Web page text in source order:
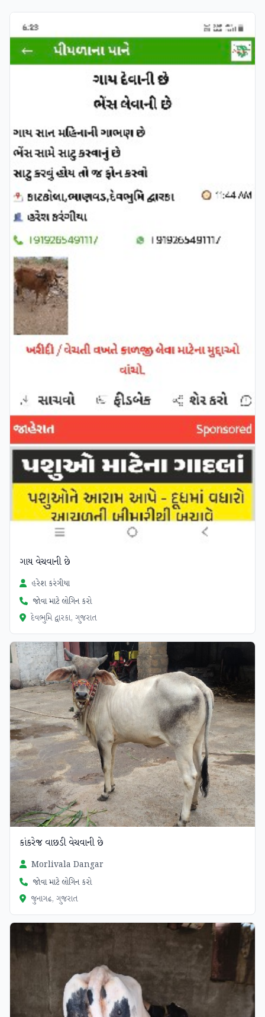
ગાય વેચવાની છે
હરેશ કરંગીયા
જોવા માટે લોગિન કરો
દેવભુમિ દ્વારકા, ગુજરાત
કાંકરેજ વાછડી વેચવાની છે
Morlivala Dangar
જોવા માટે લોગિન કરો
જુનાગઢ, ગુજરાત